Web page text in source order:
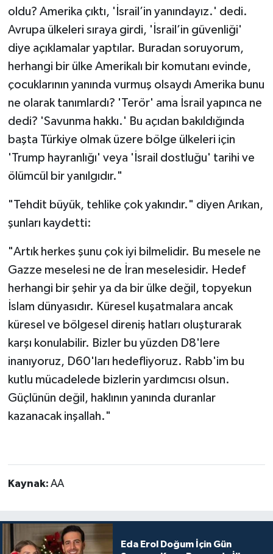
oldu? Amerika çıktı, 'İsrail’in yanındayız.' dedi.
Avrupa ülkeleri sıraya girdi, 'İsrail’in güvenliği'
diye açıklamalar yaptılar. Buradan soruyorum,
herhangi bir ülke Amerikalı bir komutanı evinde,
çocuklarının yanında vurmuş olsaydı Amerika bunu
ne olarak tanımlardı? 'Terör' ama İsrail yapınca ne
dedi? 'Savunma hakkı.' Bu açıdan bakıldığında
başta Türkiye olmak üzere bölge ülkeleri için
'Trump hayranlığı' veya 'İsrail dostluğu' tarihi ve
ölümcül bir yanılgıdır."
"Tehdit büyük, tehlike çok yakındır." diyen Arıkan,
şunları kaydetti:
"Artık herkes şunu çok iyi bilmelidir. Bu mesele ne
Gazze meselesi ne de İran meselesidir. Hedef
herhangi bir şehir ya da bir ülke değil, topyekun
İslam dünyasıdır. Küresel kuşatmalara ancak
küresel ve bölgesel direniş hatları oluşturarak
karşı konulabilir. Bizler bu yüzden D8'lere
inanıyoruz, D60'ları hedefliyoruz. Rabb'im bu
kutlu mücadelede bizlerin yardımcısı olsun.
Güçlünün değil, haklının yanında duranlar
kazanacak inşallah."
Kaynak: AA
Eda Erol Doğum İçin Gün